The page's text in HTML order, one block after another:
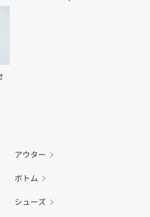
アウター
ボトム
シューズ